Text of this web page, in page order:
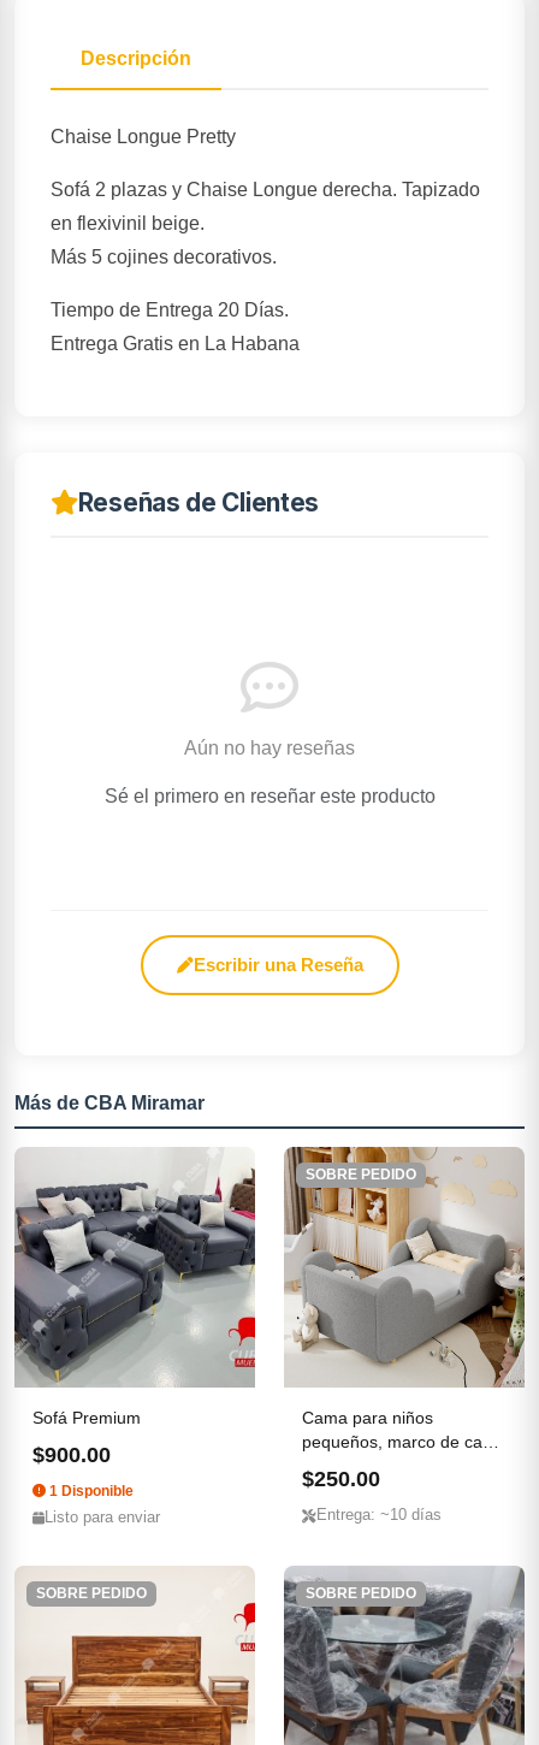
Descripción
Chaise Longue Pretty
Sofá 2 plazas y Chaise Longue derecha. Tapizado
en flexivinil beige.
Más 5 cojines decorativos.
Tiempo de Entrega 20 Días.
Entrega Gratis en La Habana
Reseñas de Clientes
Aún no hay reseñas
Sé el primero en reseñar este producto
Escribir una Reseña
Más de CBA Miramar
Sofá Premium
$900.00
1 Disponible
Listo para enviar
SOBRE PEDIDO
Cama para niños
pequeños, marco de cama
para ni...
$250.00
Entrega: ~10 días
SOBRE PEDIDO SOBRE PEDIDO